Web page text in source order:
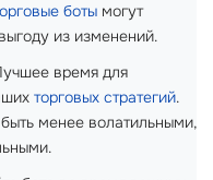
боты могут
из изменений.
время для
торговых стратегий.
менее волатильными,